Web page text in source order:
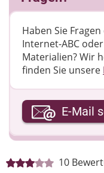
10
Haben Sie
Internet-ABC
Materialien? Wir
finden Sie unsere
Ihre E-Mail-
Ihre Nachricht
E-Mail